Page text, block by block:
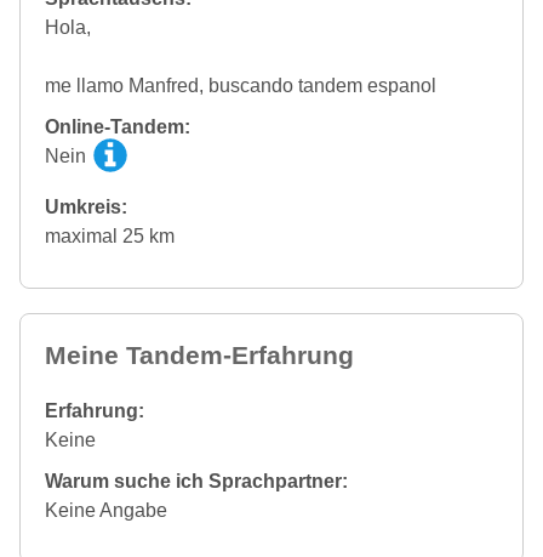
Hola,
me llamo Manfred, buscando tandem espanol
Online-Tandem:
Nein
Umkreis:
maximal 25 km
Meine Tandem-Erfahrung
Erfahrung:
Keine
Warum suche ich Sprachpartner:
Keine Angabe